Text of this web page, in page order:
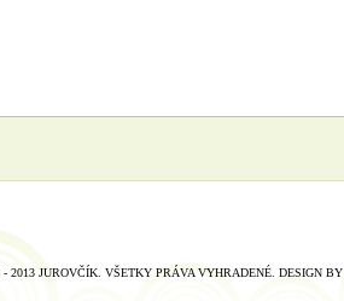
2013 JUROVČÍK. VŠETKY PRÁVA VYHRADENÉ. DESIGN BY